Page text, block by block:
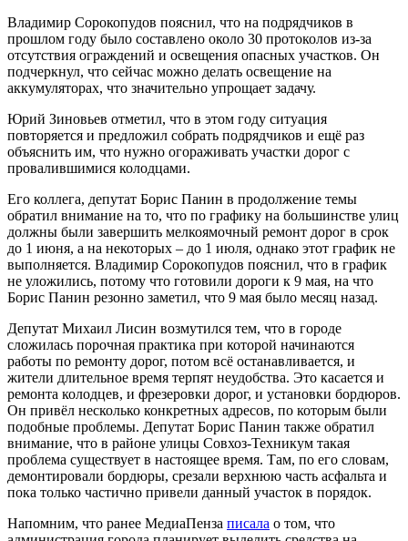
Владимир Сорокопудов пояснил, что на подрядчиков в
прошлом году было составлено около 30 протоколов из-за
отсутствия ограждений и освещения опасных участков. Он
подчеркнул, что сейчас можно делать освещение на
аккумуляторах, что значительно упрощает задачу.
Юрий Зиновьев отметил, что в этом году ситуация
повторяется и предложил собрать подрядчиков и ещё раз
объяснить им, что нужно огораживать участки дорог с
провалившимися колодцами.
Его коллега, депутат Борис Панин в продолжение темы
обратил внимание на то, что по графику на большинстве улиц
должны были завершить мелкоямочный ремонт дорог в срок
до 1 июня, а на некоторых – до 1 июля, однако этот график не
выполняется. Владимир Сорокопудов пояснил, что в график
не уложились, потому что готовили дороги к 9 мая, на что
Борис Панин резонно заметил, что 9 мая было месяц назад.
Депутат Михаил Лисин возмутился тем, что в городе
сложилась порочная практика при которой начинаются
работы по ремонту дорог, потом всё останавливается, и
жители длительное время терпят неудобства. Это касается и
ремонта колодцев, и фрезеровки дорог, и установки бордюров.
Он привёл несколько конкретных адресов, по которым были
подобные проблемы. Депутат Борис Панин также обратил
внимание, что в районе улицы Совхоз-Техникум такая
проблема существует в настоящее время. Там, по его словам,
демонтировали бордюры, срезали верхнюю часть асфальта и
пока только частично привели данный участок в порядок.
Напомним, что ранее МедиаПенза писала о том, что